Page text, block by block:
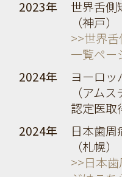
2023年
世界舌側
（神戸
>>世界
一覧ペー
2024年
ヨーロッ
（アム
認定医取
2024年
日本歯周
（札幌
>>日本